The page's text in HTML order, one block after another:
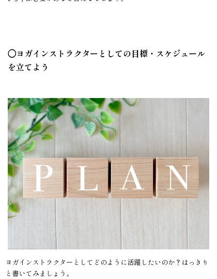
◯ヨガインストラクターとしての目標・スケジュール
を立てよう
ヨガインストラクターとしてどのように活躍したいのか？はっきり
と書いてみましょう。